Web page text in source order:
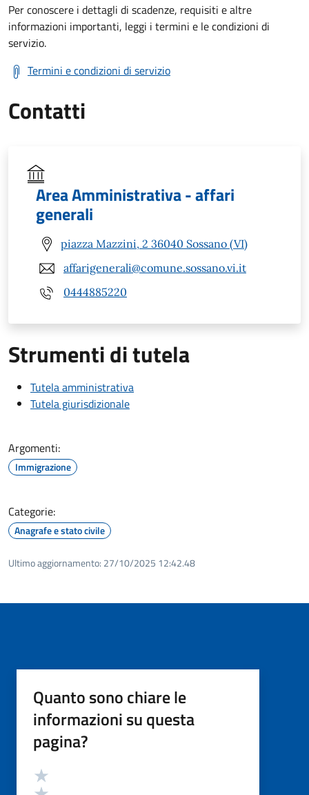
Per conoscere i dettagli di scadenze, requisiti e altre
informazioni importanti, leggi i termini e le condizioni di
servizio.
Termini e condizioni di servizio
Contatti
Area Amministrativa - affari
generali
piazza Mazzini, 2 36040 Sossano (VI)
affarigenerali@comune.sossano.vi.it
0444885220
Strumenti di tutela
Tutela amministrativa
Tutela giurisdizionale
Argomenti:
Immigrazione
Categorie:
Anagrafe e stato civile
Ultimo aggiornamento: 27/10/2025 12:42.48
Quanto sono chiare le
informazioni su questa
pagina?
Valutazione